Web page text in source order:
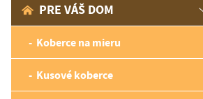
PRE VÁŠ DOM
Koberce na mieru
Kusové koberce